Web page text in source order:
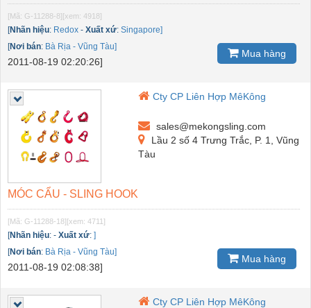
[Mã: G-11288-8][xem: 4918]
[Nhãn hiệu: Redox - Xuất xứ: Singapore]
[Nơi bán: Bà Rịa - Vũng Tàu]
2011-08-19 02:20:26]
Mua hàng
Cty CP Liên Hợp MêKông
sales@mekongsling.com
Lầu 2 số 4 Trưng Trắc, P. 1, Vũng
Tàu
MÓC CẨU - SLING HOOK
[Mã: G-11288-18][xem: 4711]
[Nhãn hiệu: - Xuất xứ: ]
[Nơi bán: Bà Rịa - Vũng Tàu]
2011-08-19 02:08:38]
Mua hàng
Cty CP Liên Hợp MêKông